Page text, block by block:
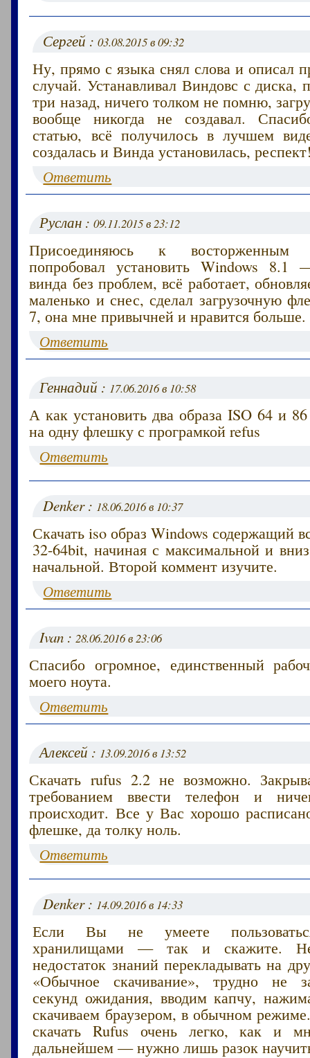
Сергей :03.08.2015 в 09:32
Ну, прямо с языка снял слова и описал
случай. Устанавливал Виндовс с диска,
три назад, ничего толком не помню,
вообще никогда не создавал.
статью, всё получилось в лучшем
создалась и Винда установилась,
Ответить
Руслан :09.11.2015 в 23:12
Присоединяюсь к восторженным
попробовал установить Windows 8.1
винда без проблем, всё работает,
маленько и снес, сделал загрузочную
7, она мне привычней и нравится
Ответить
Геннадий : 17.06.2016 в 10:58
А как установить два образа ISO 64 и
на одну флешку с програмкой refus
Ответить
Denker : 18.06.2016 в 10:37
Скачать iso образ Windows содержащий
32-64bit, начиная с максимальной и
начальной. Второй коммент изучите.
Ответить
Ivan :28.06.2016 в 23:06
Спасибо огромное, единственный
моего ноута.
Ответить
Алексей : 13.09.2016 в 13:52
Скачать rufus 2.2 не возможно.
требованием ввести телефон и
происходит. Все у Вас хорошо
флешке, да толку ноль.
Ответить
Denker : 14.09.2016 в 14:33
Если Вы не умеете
хранилищами — так и скажите.
недостаток знаний перекладывать на
«Обычное скачивание», трудно не
секунд ожидания, вводим капчу,
скачиваем браузером, в обычном
скачать Rufus очень легко, как и
дальнейшем — нужно лишь разок